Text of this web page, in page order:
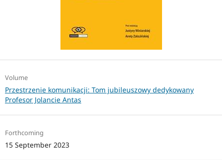
Volume
Przestrzenie komunikacji: Tom jubileuszowy dedykowany
Profesor Jolancie Antas
Forthcoming
15 September 2023